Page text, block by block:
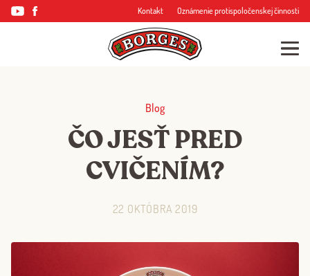
Kontakt Oznámenie protispoločenskej činnosti
Blog
ČO JESŤ PRED
CVIČENÍM?
22 OKTÓBRA 2019